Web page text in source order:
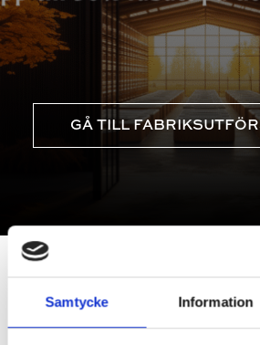
Samtycke Information
GÅ TILL